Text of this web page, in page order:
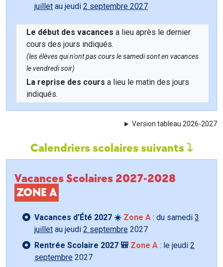
juillet au jeudi 2 septembre 2027
Le début des vacances a lieu après le dernier
cours des jours indiqués.
(les élèves qui n'ont pas cours le samedi sont en vacances
le vendredi soir)
La reprise des cours a lieu le matin des jours
indiqués.
Version tableau 2026-2027
Calendriers scolaires suivants
Vacances Scolaires 2027-2028
ZONE A
Vacances d’Été 2027 ☀️ Zone A : du samedi 3
juillet au jeudi 2 septembre 2027
Rentrée Scolaire 2027 🎒 Zone A : le jeudi 2
septembre 2027